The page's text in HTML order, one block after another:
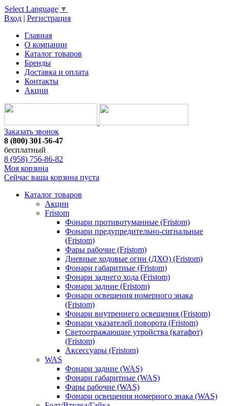
Select Language ▼
Вход | Регистрация
Главная
О компании
Каталог товаров
Бренды
Доставка и оплата
Контакты
Акции
Заказать звонок
8 (800) 301-56-47
бесплатный
8 (958) 756-86-82
Моя корзина
Сейчас ваша корзина пуста
Каталог товаров
Акции
Fristom
Фонари противотуманные (Fristom)
Фонари предупредительно-сигнальные
(Fristom)
Фары рабочие (Fristom)
Дневные ходовые огни (ДХО) (Fristom)
Фонари габаритные (Fristom)
Фонари заднего хода (Fristom)
Фонари задние (Fristom)
Фонари освещения номерного знака
(Fristom)
Фонари внутреннего освещения (Fristom)
Фонари указателей поворота (Fristom)
Светоотражающие утройства (катафот)
(Fristom)
Аксессуары (Fristom)
WAS
Фонари задние (WAS)
Фонари габаритные (WAS)
Фары рабочие (WAS)
Фонари освещения номерного знака (WAS)